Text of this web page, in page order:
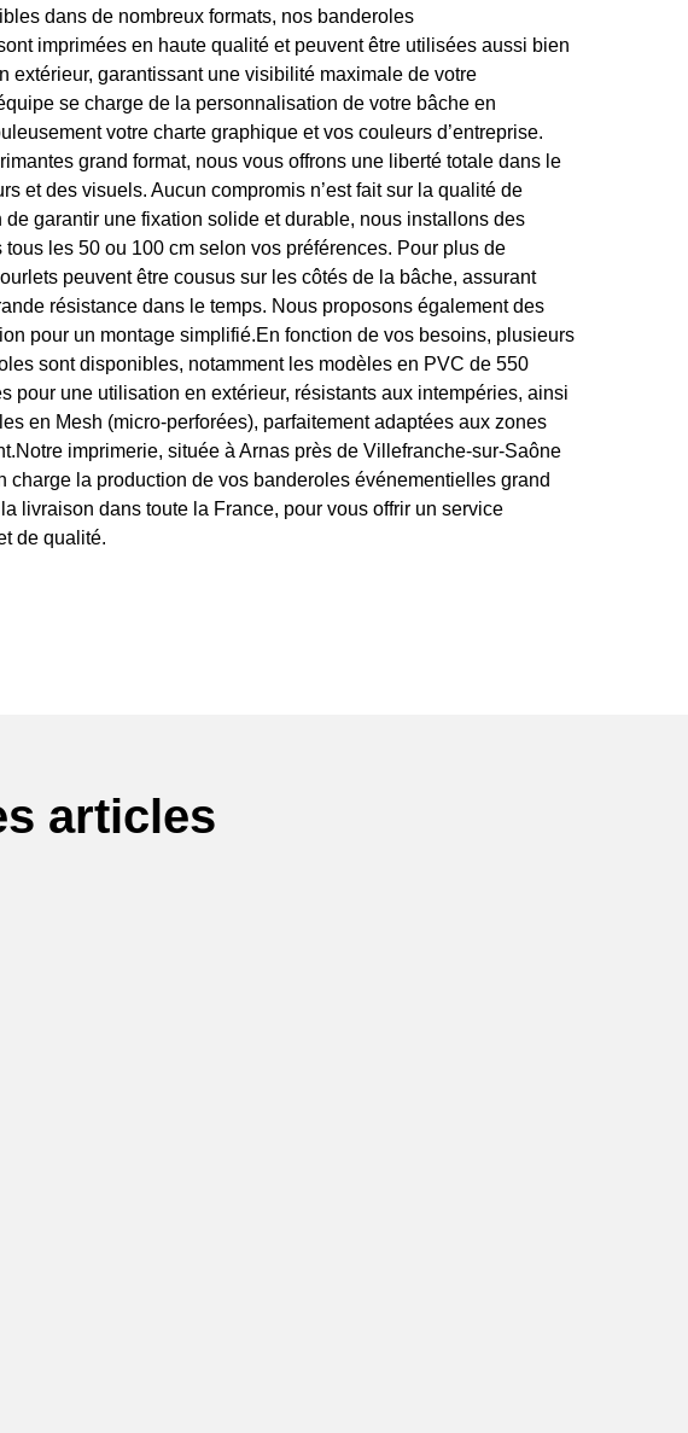
dans de nombreux formats, nos banderoles
imprimées en haute qualité et peuvent être utilisées aussi bien
extérieur, garantissant une visibilité maximale de votre
se charge de la personnalisation de votre bâche en
votre charte graphique et vos couleurs d’entreprise.
grand format, nous vous offrons une liberté totale dans le
et des visuels. Aucun compromis n’est fait sur la qualité de
de garantir une fixation solide et durable, nous installons des
les 50 ou 100 cm selon vos préférences. Pour plus de
peuvent être cousus sur les côtés de la bâche, assurant
résistance dans le temps. Nous proposons également des
pour un montage simplifié.En fonction de vos besoins, plusieurs
sont disponibles, notamment les modèles en PVC de 550
pour une utilisation en extérieur, résistants aux intempéries, ainsi
en Mesh (micro-perforées), parfaitement adaptées aux zones
imprimerie, située à Arnas près de Villefranche-sur-Saône
charge la production de vos banderoles événementielles grand
livraison dans toute la France, pour vous offrir un service
de qualité.
articles